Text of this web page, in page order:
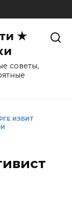
★
советы,
ИЗБИТ